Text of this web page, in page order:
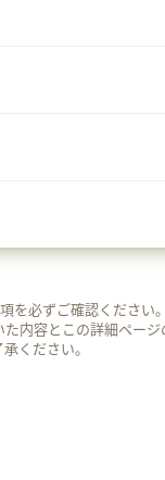
を必ずご確認ください。
内容とこの詳細ペー
ください。